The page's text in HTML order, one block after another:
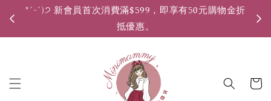
*ˊᵕˋ)੭ 新會員首次消費滿$599，即享有50元購物金折
抵優惠。